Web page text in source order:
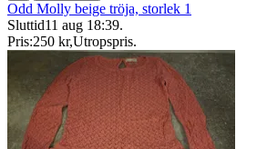
Odd Molly beige tröja, storlek 1
Sluttid11 aug 18:39.
Pris:250 kr,Utropspris.